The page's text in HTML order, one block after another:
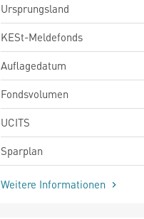
Ursprungsland
KESt-Meldefonds
Auflagedatum
Fondsvolumen
UCITS
Sparplan
Weitere Informationen